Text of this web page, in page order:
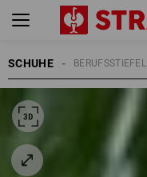
SCHUHE BERUFSSTIEFEL